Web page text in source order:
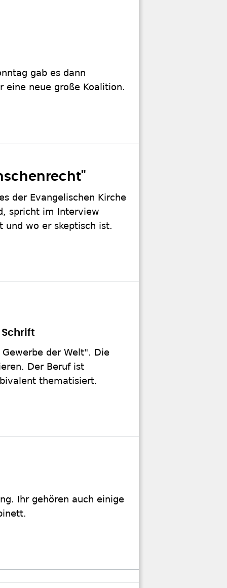
gab es dann
eine neue große Koalition.
der Evangelischen Kirche
spricht im Interview
und wo er skeptisch ist.
der Welt". Die
Der Beruf ist
thematisiert.
Ihr gehören auch einige